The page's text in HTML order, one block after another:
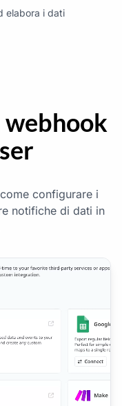
elabora i dati
webhook
configurare i
notifiche di dati in